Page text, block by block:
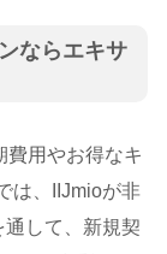
ならエキサ
費用やお得なキ
は、IIJmioが非
して、新規契